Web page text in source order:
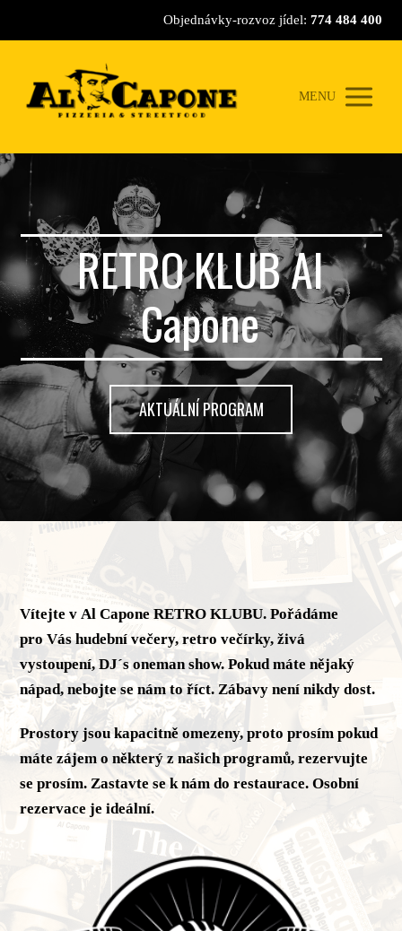
Objednávky-rozvoz jídel: 774 484 400
MENU
RETRO KLUB Al
Capone
AKTUÁLNÍ PROGRAM
Vítejte v Al Capone RETRO KLUBU. Pořádáme
pro Vás hudební večery, retro večírky, živá
vystoupení, DJ´s oneman show. Pokud máte nějaký
nápad, nebojte se nám to říct. Zábavy není nikdy dost.
Prostory jsou kapacitně omezeny, proto prosím pokud
máte zájem o některý z našich programů, rezervujte
se prosím. Zastavte se k nám do restaurace. Osobní
rezervace je ideální.